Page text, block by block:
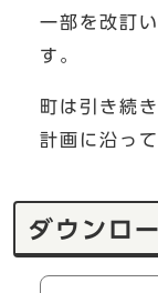
一部を改訂
す。
町は引き続
計画に沿っ
ダウンロ